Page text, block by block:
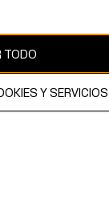
TODO
Y SERVICIOS